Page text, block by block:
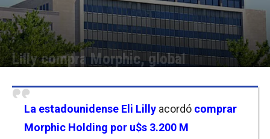
Lilly compra Morphic, global
La estadounidense Eli Lilly acordó comprar
Morphic Holding por u$s 3.200 M